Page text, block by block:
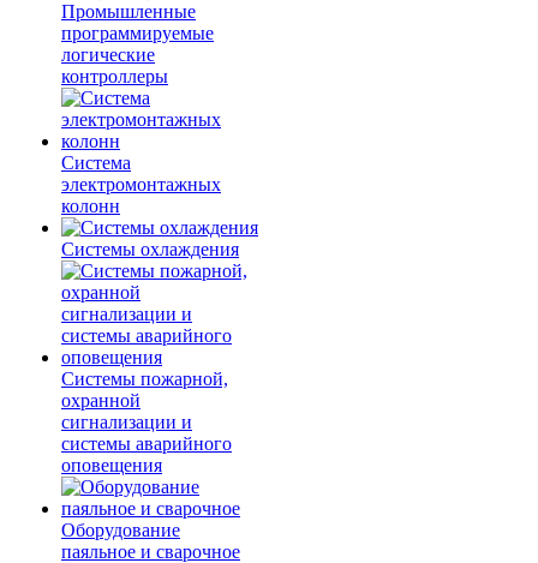
Промышленные
программируемые
логические
контроллеры
Система
электромонтажных
колонн
Системы охлаждения
Системы пожарной,
охранной
сигнализации и
системы аварийного
оповещения
Оборудование
паяльное и сварочное